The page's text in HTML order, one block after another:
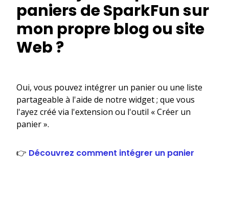
paniers de SparkFun sur
mon propre blog ou site
Web ?
Oui, vous pouvez intégrer un panier ou une liste
partageable à l'aide de notre widget ; que vous
l'ayez créé via l'extension ou l'outil « Créer un
panier ».
👉 Découvrez comment intégrer un panier